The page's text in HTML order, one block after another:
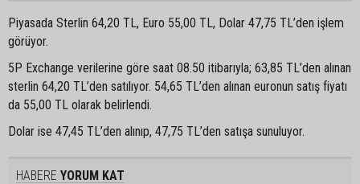
Piyasada Sterlin 64,20 TL, Euro 55,00 TL, Dolar 47,75 TL’den işlem
görüyor.
5P Exchange verilerine göre saat 08.50 itibarıyla; 63,85 TL’den alınan
sterlin 64,20 TL’den satılıyor. 54,65 TL’den alınan euronun satış fiyatı
da 55,00 TL olarak belirlendi.
Dolar ise 47,45 TL’den alınıp, 47,75 TL’den satışa sunuluyor.
HABERE YORUM KAT